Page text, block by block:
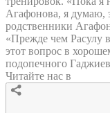
Агафонова, я думаю,
родственники
«Прежде чем Расулу
этот вопрос в
подопечного
Читайте нас в